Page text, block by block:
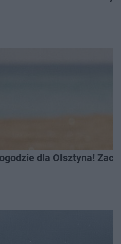
dla Olsztyna!